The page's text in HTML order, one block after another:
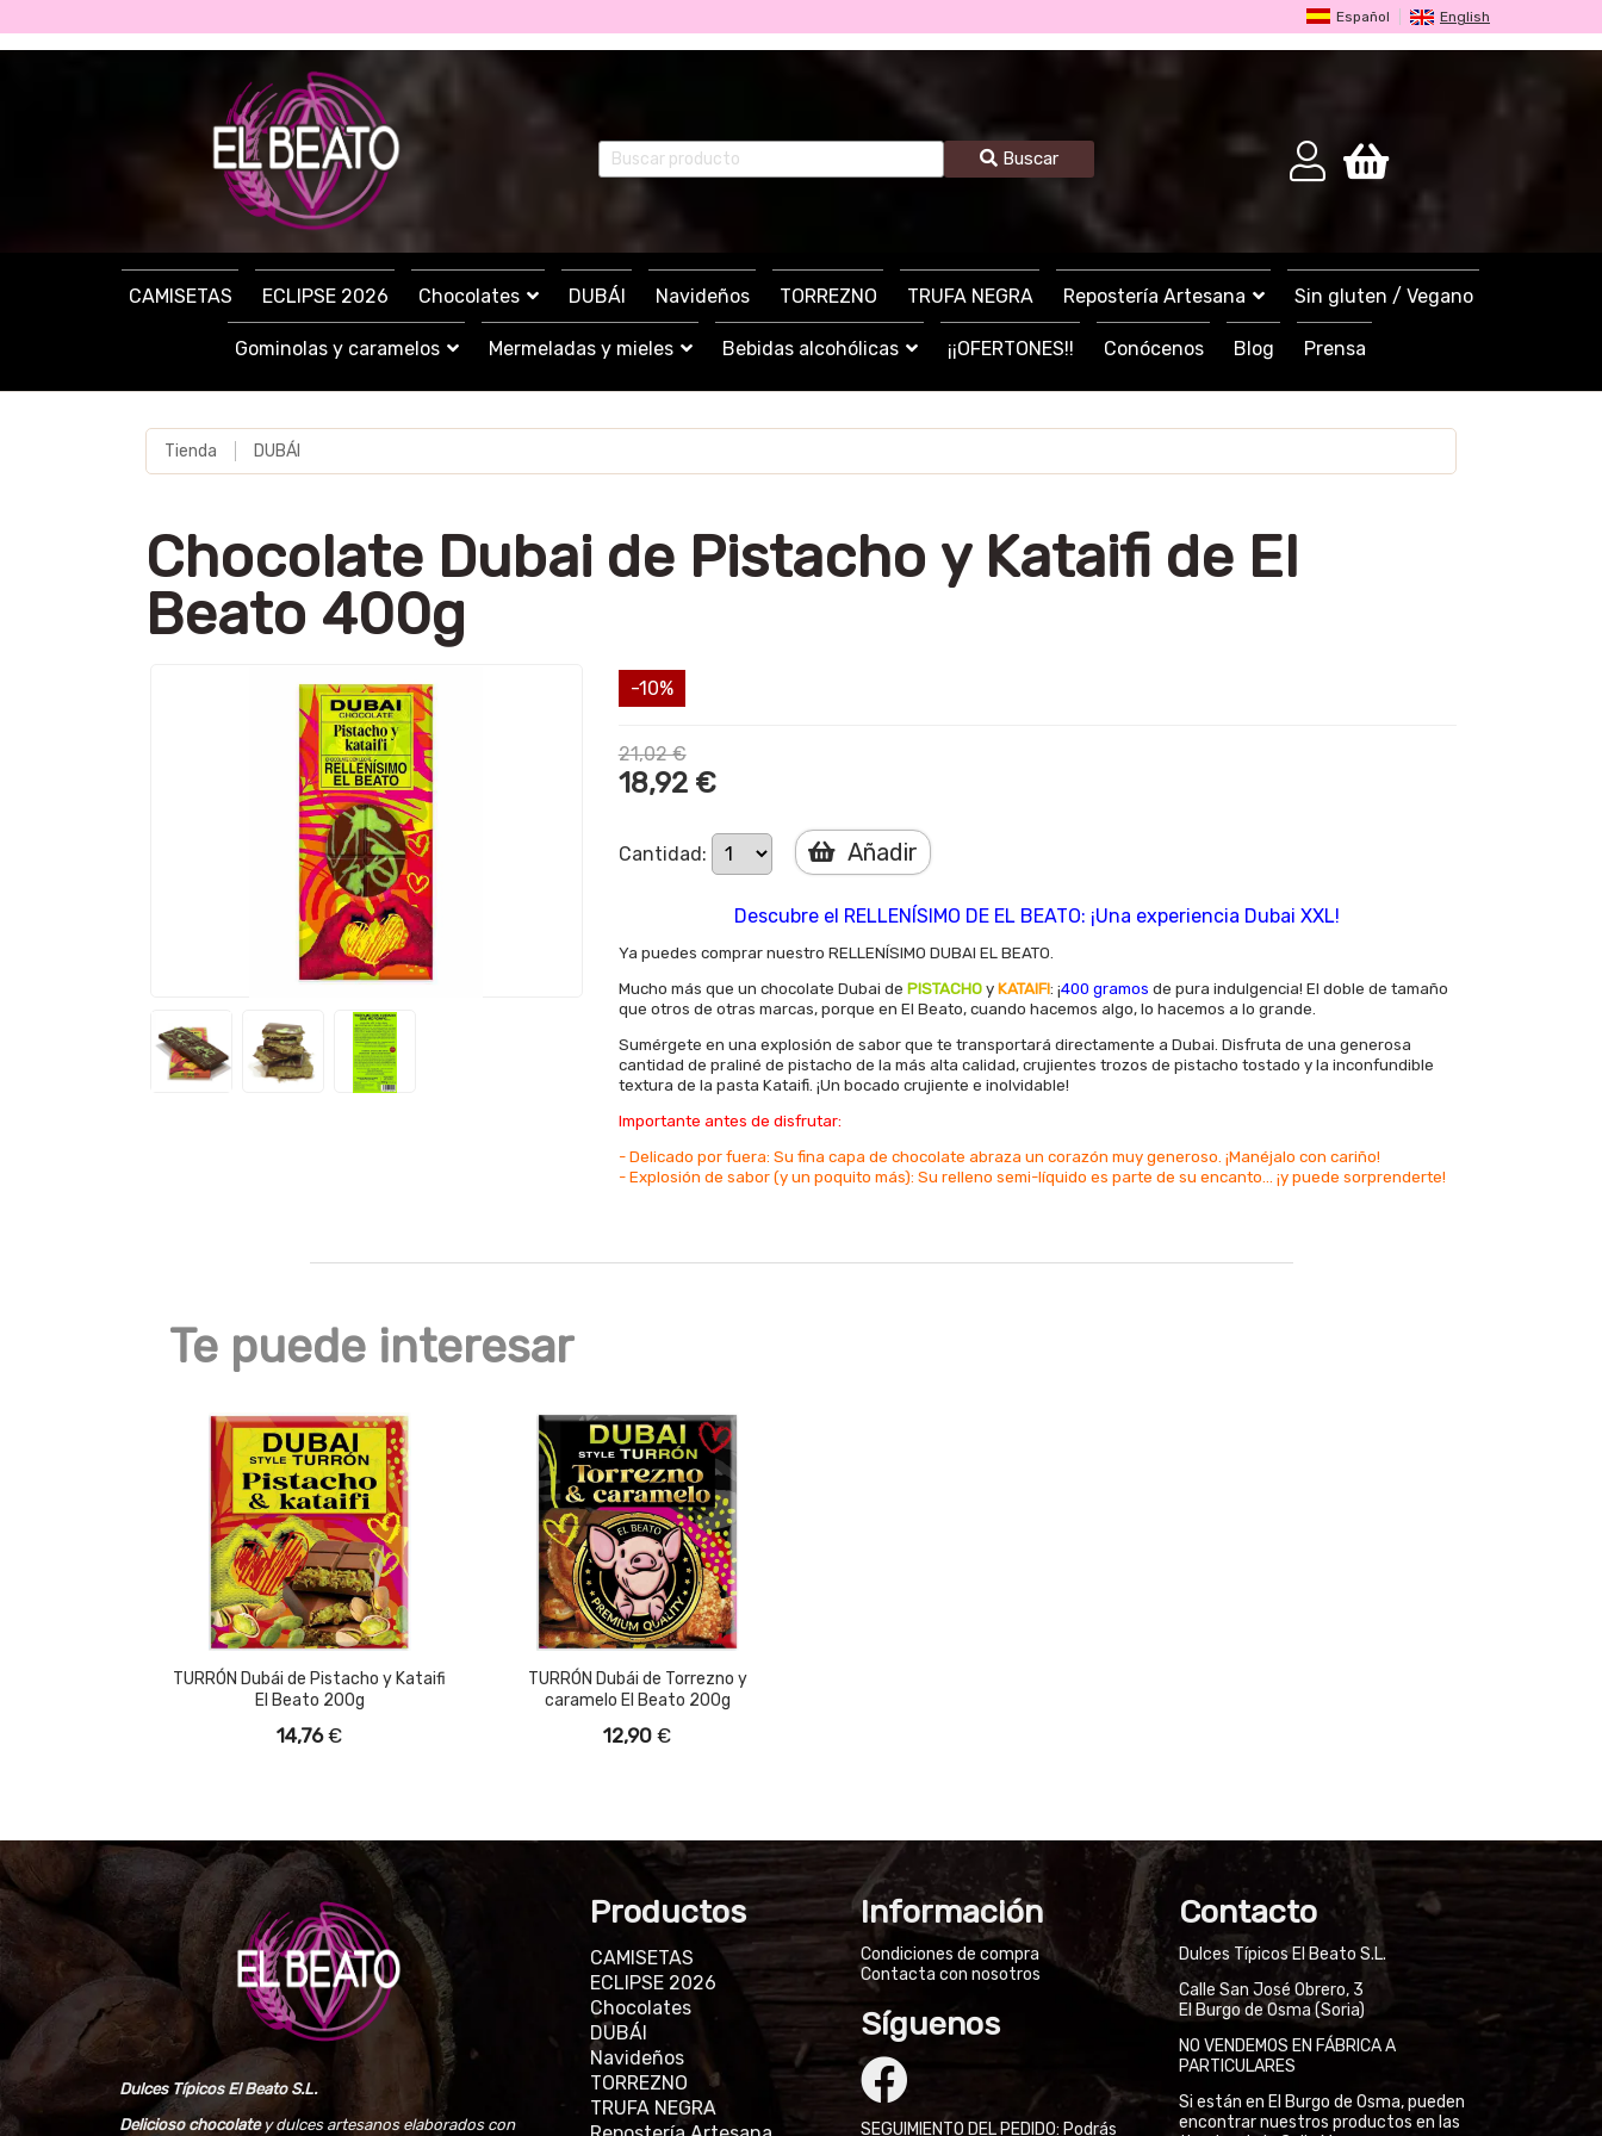
Español English
Buscar
CAMISETAS ECLIPSE 2026 Chocolates DUBÁI Navideños TORREZNO TRUFA NEGRA Repostería Artesana Sin gluten / Vegano
Gominolas y caramelos Mermeladas y mieles Bebidas alcohólicas ¡¡OFERTONES!! Conócenos Blog Prensa
Tienda DUBÁI
Chocolate Dubai de Pistacho y Kataifi de El
Beato 400g
-10%
21,02 €
18,92 €
Cantidad: Añadir
Descubre el RELLENÍSIMO DE EL BEATO: ¡Una experiencia Dubai XXL!
Ya puedes comprar nuestro RELLENÍSIMO DUBAI EL BEATO.
Mucho más que un chocolate Dubai de PISTACHOy KATAIFI: ¡400 gramos de pura indulgencia! El doble de tamaño
que otros de otras marcas, porque en El Beato, cuando hacemos algo, lo hacemos a lo grande.
Sumérgete en una explosión de sabor que te transportará directamente a Dubai. Disfruta de una generosa
cantidad de praliné de pistacho de la más alta calidad, crujientes trozos de pistacho tostado y la inconfundible
textura de la pasta Kataifi. ¡Un bocado crujiente e inolvidable!
Importante antes de disfrutar:
- Delicado por fuera: Su fina capa de chocolate abraza un corazón muy generoso. ¡Manéjalo con cariño!
- Explosión de sabor (y un poquito más): Su relleno semi-líquido es parte de su encanto... ¡y puede sorprenderte!
Te puede interesar
TURRÓN Dubái de Pistacho y Kataifi
El Beato 200g
14,76€
TURRÓN Dubái de Torrezno y
caramelo El Beato 200g
12,90 €
Dulces Típicos El Beato S.L.
Delicioso chocolatey dulces artesanos elaborados con
Productos
CAMISETAS
ECLIPSE 2026
Chocolates
DUBÁI
Navideños
TORREZNO
TRUFA NEGRA
Información
Condiciones de compra
Contacta con nosotros
Síguenos
SEGUIMIENTO DEL PEDIDO: Podrás
Contacto
Dulces Típicos El Beato S.L.
Calle San José Obrero, 3
El Burgo de Osma (Soria)
NO VENDEMOS EN FÁBRICA A
PARTICULARES
Si están en El Burgo de Osma, pueden
encontrar nuestros productos en las